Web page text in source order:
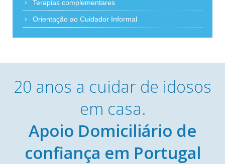
Terapias complementares
Orientação ao Cuidador Informal
20 anos a cuidar de idosos
em casa.
Apoio Domiciliário de
confiança em Portugal